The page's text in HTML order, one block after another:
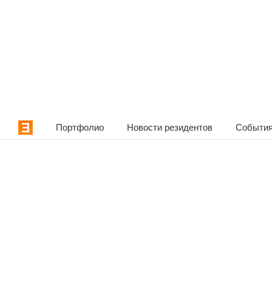
Портфолио Новости резидентов